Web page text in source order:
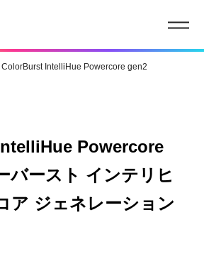
ColorBurst IntelliHue Powercore gen2
Powercore
バースト インテリヒ
ア ジェネレーション